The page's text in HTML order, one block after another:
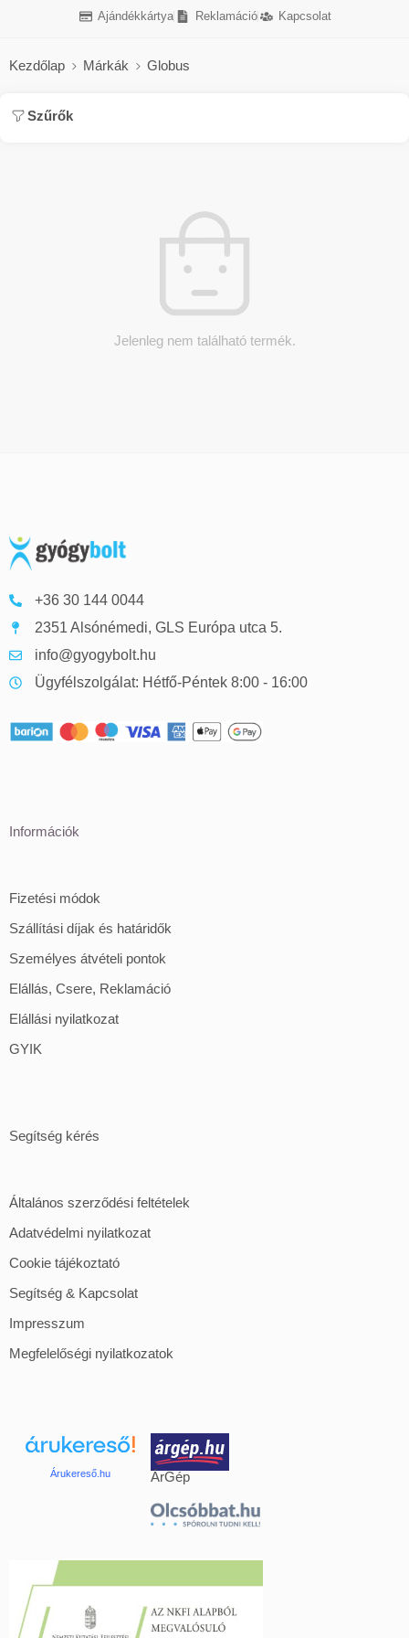
Ajándékkártya Reklamáció Kapcsolat
Kezdőlap Márkák Globus
Szűrők
Jelenleg nem található termék.
+36 30 144 0044
2351 Alsónémedi, GLS Európa utca 5.
info@gyogybolt.hu
Ügyfélszolgálat: Hétfő-Péntek 8:00 - 16:00
Információk
Fizetési módok
Szállítási díjak és határidők
Személyes átvételi pontok
Elállás, Csere, Reklamáció
Elállási nyilatkozat
GYIK
Segítség kérés
Általános szerződési feltételek
Adatvédelmi nyilatkozat
Cookie tájékoztató
Segítség & Kapcsolat
Impresszum
Megfelelőségi nyilatkozatok
Árukereső.hu ÁrGép